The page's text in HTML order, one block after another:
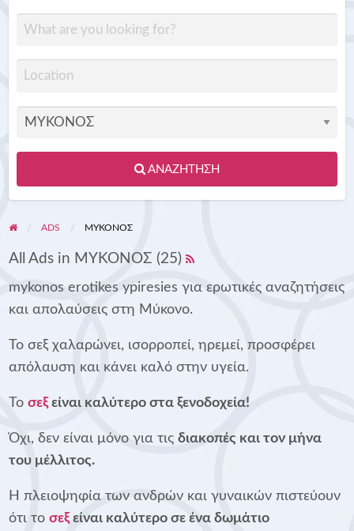
ΑΝΑΖΉΤΗΣΗ
ADS ΜΥΚΟΝΟΣ
All Ads in ΜΥΚΟΝΟΣ (25)
mykonos erotikes ypiresies για ερωτικές αναζητήσεις
και απολαύσεις στη Μύκονο.
Το σεξ χαλαρώνει, ισορροπεί, ηρεμεί, προσφέρει
απόλαυση και κάνει καλό στην υγεία.
Το σεξείναι καλύτερο στα ξενοδοχεία!
Όχι, δεν είναι μόνο για τις διακοπές και τον μήνα
του μέλλιτος.
Η πλειοψηφία των ανδρών και γυναικών πιστεύουν
ότι το σεξείναι καλύτερο σε ένα δωμάτιο